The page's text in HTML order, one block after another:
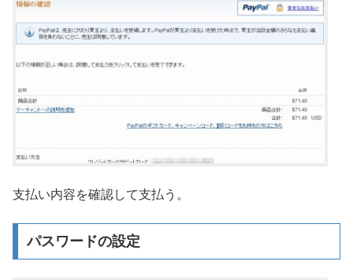
支払い内容を確認して支払う。
パスワードの設定